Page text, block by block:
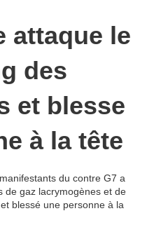
attaque le
des
et blesse
à la tête
du contre G7 a
de gaz lacrymogènes et de
blessé une personne à la